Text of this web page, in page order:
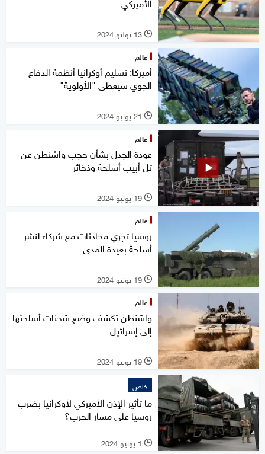
l 13 يوليو 2024
عالم
أميركا: تسليم أوكرانيا أنظمة الدفاع
الجوي سيعطى "الأولوية"
l 21 يونيو 2024
عالم
عودة الجدل بشأن حجب واشنطن عن
تل أبيب أسلحة وذخائر
l 19 يونيو 2024
عالم
روسيا تجري محادثات مع شركاء لنشر
أسلحة بعيدة المدى
l 19 يونيو 2024
عالم
واشنطن تكشف وضع شحنات أسلحتها
إلى إسرائيل
l 19 يونيو 2024
خاص
ما تأثير الإذن الأميركي لأوكرانيا بضرب
روسيا على مسار الحرب؟
l 1 يونيو 2024